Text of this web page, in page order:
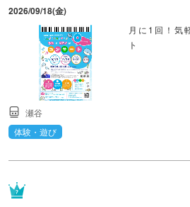
2026/09/18(金)
月に1回！気
ト
瀬谷
体験・遊び